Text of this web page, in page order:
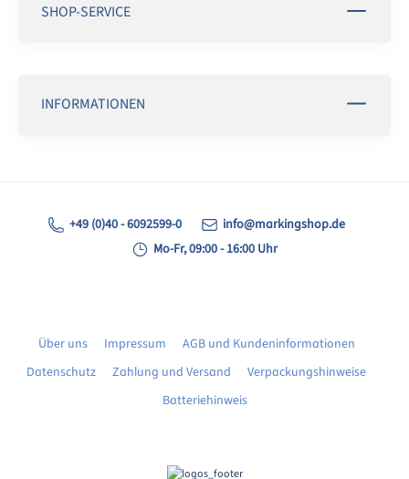
SHOP-SERVICE
INFORMATIONEN
+49 (0)40 - 6092599-0
info@markingshop.de
Mo-Fr, 09:00 - 16:00 Uhr
Über uns Impressum
AGB und Kundeninformationen
Datenschutz
Zahlung und Versand
Verpackungshinweise
Batteriehinweis